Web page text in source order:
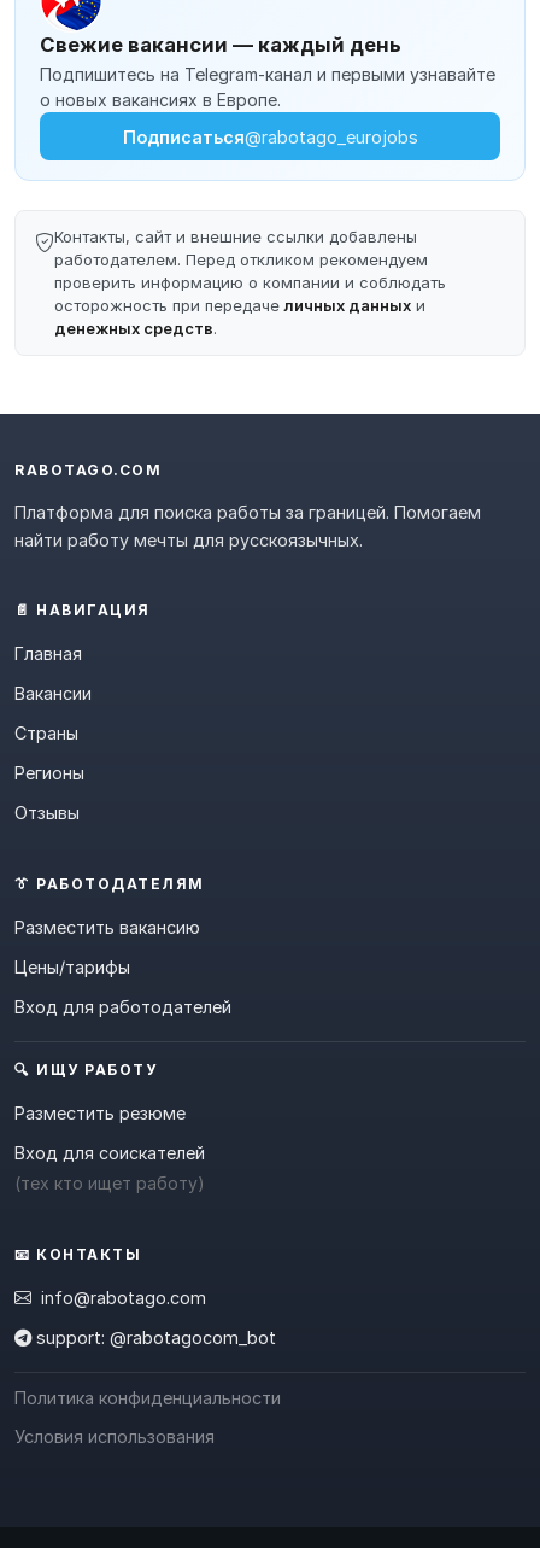
Свежие вакансии — каждый день
Подпишитесь на Telegram-канал и первыми узнавайте
о новых вакансиях в Европе.
Подписаться@rabotago_eurojobs
Контакты, сайт и внешние ссылки добавлены
работодателем. Перед откликом рекомендуем
проверить информацию о компании и соблюдать
осторожность при передачеличных данных и
денежных средств.
RABOTAGO.COM
Платформа для поиска работы за границей. Помогаем
найти работу мечты для русскоязычных.
📄 НАВИГАЦИЯ
Главная
Вакансии
Страны
Регионы
Отзывы
👔 РАБОТОДАТЕЛЯМ
Разместить вакансию
Цены/тарифы
Вход для работодателей
🔍 ИЩУ РАБОТУ
Разместить резюме
Вход для соискателей
(тех кто ищет работу)
📧 КОНТАКТЫ
info@rabotago.com
support: @rabotagocom_bot
Политика конфиденциальности
Условия использования